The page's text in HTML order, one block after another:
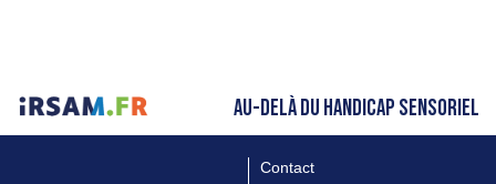
AU-DELÀ DU HANDICAP SENSORIEL
Contact